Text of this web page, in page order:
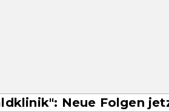
Neue Folgen